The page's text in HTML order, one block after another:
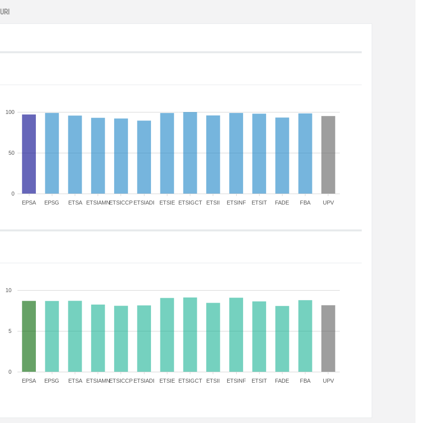
URI
EPSA EPSG ETSA ETSIAMNETSICCP ETSIADI ETSIE ETSIGCT ETSII ETSINF ETSIT FADE FBA UPV
0
50
100
EPSA EPSG ETSA ETSIAMNETSICCP ETSIADI ETSIE ETSIGCT ETSII ETSINF ETSIT FADE FBA UPV
0
5
10